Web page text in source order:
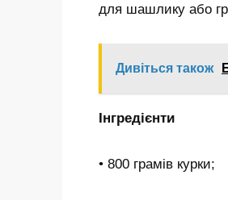
для шашлику або
Дивіться також
Інгредієнти
• 800 грамів курки;